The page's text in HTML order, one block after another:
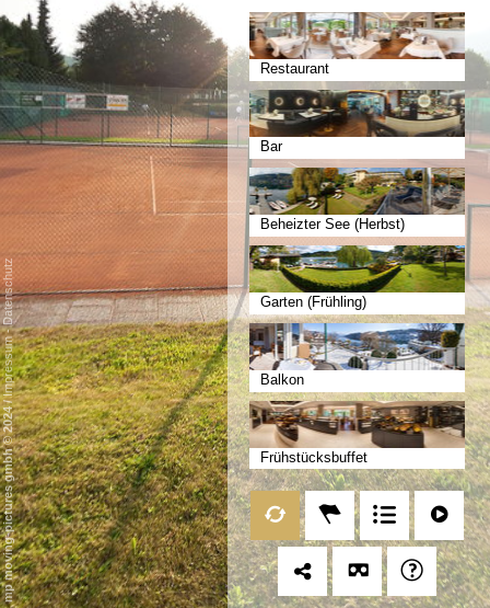
Restaurant
Bar
Beheizter See (Herbst)
Garten (Frühling)
Balkon
Frühstücksbuffet
Frühstücksterrasse
mp moving-pictures gmbh © 2024
/
Impressum
-
Datenschutz